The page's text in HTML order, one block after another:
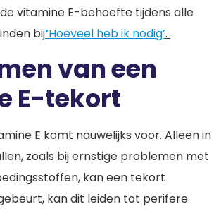
vitamine E-behoefte tijdens alle
bij‘Hoeveel heb ik nodig’.
van een
E-tekort
E komt nauwelijks voor. Alleen in
zoals bij ernstige problemen met
kan een tekort
kan dit leiden tot perifere